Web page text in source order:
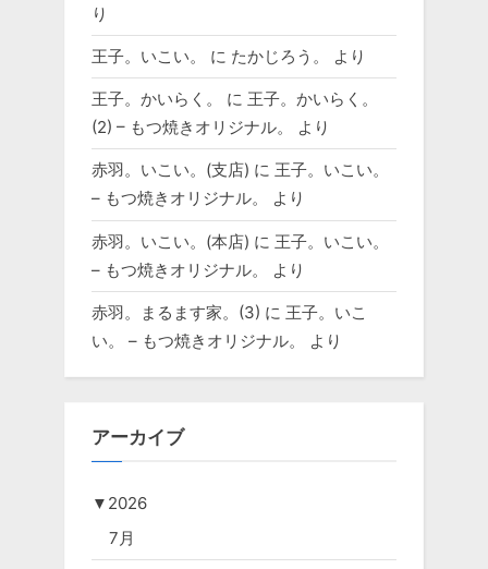
り
王子。いこい。 に たかじろう。 より
王子。かいらく。 に 王子。かいらく。
(2) – もつ焼きオリジナル。
より
赤羽。いこい。(支店) に 王子。いこい。
– もつ焼きオリジナル。
より
赤羽。いこい。(本店) に 王子。いこい。
– もつ焼きオリジナル。
より
赤羽。まるます家。(3) に 王子。いこ
い。 – もつ焼きオリジナル。
より
アーカイブ
▼ 2026
7月